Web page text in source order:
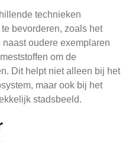
technieken
bevorderen, zoals het
oudere exemplaren
om de
Dit helpt niet alleen bij het
maar ook bij het
stadsbeeld.